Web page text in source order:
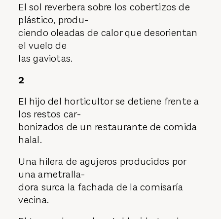
El sol reverbera sobre los cobertizos de
plástico, produ-
ciendo oleadas de calor que desorientan
el vuelo de
las gaviotas.
2
El hijo del horticultor se detiene frente a
los restos car-
bonizados de un restaurante de comida
halal.
Una hilera de agujeros producidos por
una ametralla-
dora surca la fachada de la comisaría
vecina.